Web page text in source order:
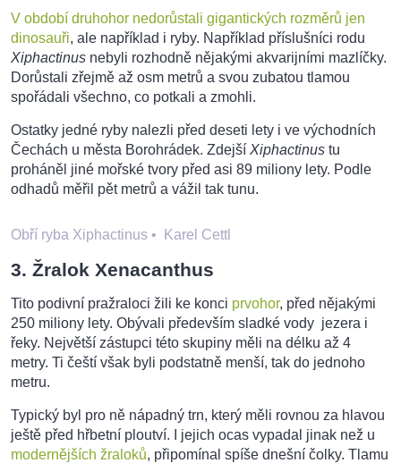
V období druhohor nedorůstali gigantických rozměrů jen
dinosauři, ale například i ryby. Například příslušníci rodu
Xiphactinus nebyli rozhodně nějakými akvarijními mazlíčky.
Dorůstali zřejmě až osm metrů a svou zubatou tlamou
spořádali všechno, co potkali a zmohli.
Ostatky jedné ryby nalezli před deseti lety i ve východních
Čechách u města Borohrádek. Zdejší Xiphactinus tu
proháněl jiné mořské tvory před asi 89 miliony lety. Podle
odhadů měřil pět metrů a vážil tak tunu.
Obří ryba Xiphactinus • Karel Cettl
3. Žralok Xenacanthus
Tito podivní pražraloci žili ke konci prvohor, před nějakými
250 miliony lety. Obývali především sladké vody jezera i
řeky. Největší zástupci této skupiny měli na délku až 4
metry. Ti čeští však byli podstatně menší, tak do jednoho
metru.
Typický byl pro ně nápadný trn, který měli rovnou za hlavou
ještě před hřbetní ploutví. I jejich ocas vypadal jinak než u
modernějších žraloků, připomínal spíše dnešní čolky. Tlamu